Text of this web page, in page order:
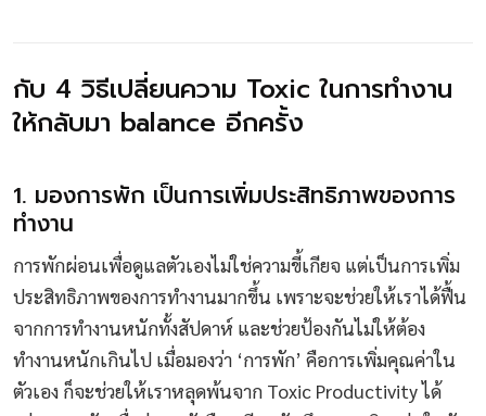
กับ 4 วิธีเปลี่ยนความ Toxic ในการทำงาน
ให้กลับมา balance อีกครั้ง
1. มองการพัก เป็นการเพิ่มประสิทธิภาพของการ
ทำงาน
การพักผ่อนเพื่อดูแลตัวเองไม่ใช่ความขี้เกียจ แต่เป็นการเพิ่ม
ประสิทธิภาพของการทำงานมากขึ้น เพราะจะช่วยให้เราได้ฟื้น
จากการทำงานหนักทั้งสัปดาห์ และช่วยป้องกันไม่ให้ต้อง
ทำงานหนักเกินไป เมื่อมองว่า ‘การพัก’ คือการเพิ่มคุณค่าใน
ตัวเอง ก็จะช่วยให้เราหลุดพ้นจาก Toxic Productivity ได้